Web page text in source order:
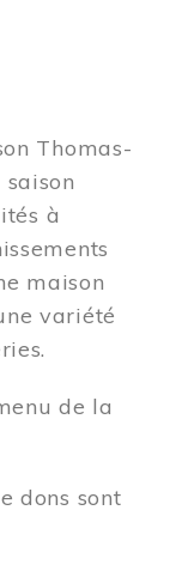
Thomas-
à
maison
variété
de la
dons sont